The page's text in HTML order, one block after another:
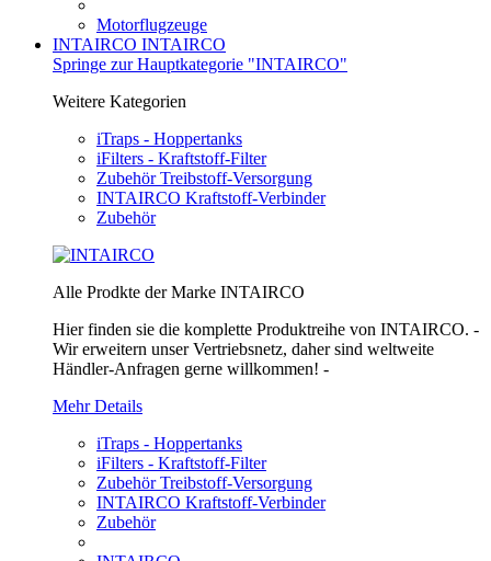
Motorflugzeuge
INTAIRCO INTAIRCO
Springe zur Hauptkategorie "INTAIRCO"
Weitere Kategorien
iTraps - Hoppertanks
iFilters - Kraftstoff-Filter
Zubehör Treibstoff-Versorgung
INTAIRCO Kraftstoff-Verbinder
Zubehör
Alle Prodkte der Marke INTAIRCO
Hier finden sie die komplette Produktreihe von INTAIRCO. -
Wir erweitern unser Vertriebsnetz, daher sind weltweite
Händler-Anfragen gerne willkommen! -
Mehr Details
iTraps - Hoppertanks
iFilters - Kraftstoff-Filter
Zubehör Treibstoff-Versorgung
INTAIRCO Kraftstoff-Verbinder
Zubehör